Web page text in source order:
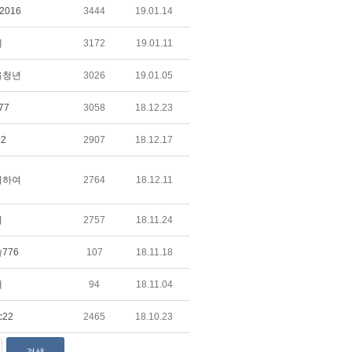
3444 19.01.14
3172 19.01.11
년 3026 19.01.05
3058 18.12.23
2907 18.12.17
여 2764 18.12.11
2757 18.11.24
107 18.11.18
94 18.11.04
2465 18.10.23